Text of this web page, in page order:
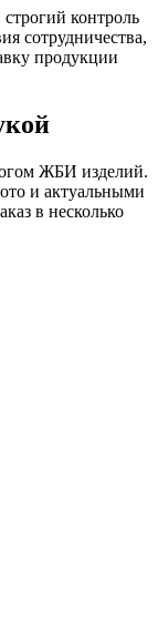
контроль
сотрудничества,
продукции
ЖБИ изделий.
и актуальными
в несколько